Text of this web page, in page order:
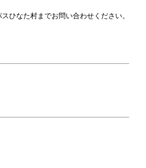
ひなた村までお問い合わせください。